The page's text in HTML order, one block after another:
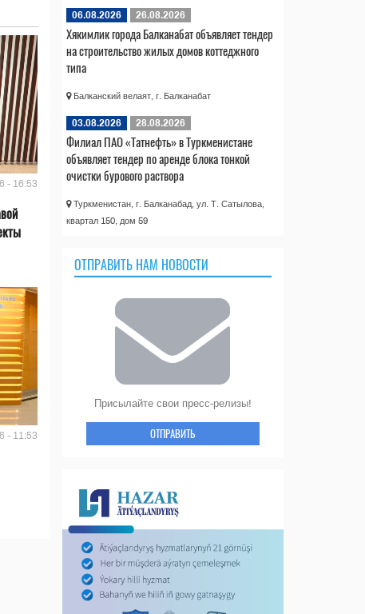
- 16:53
- 11:53
06.08.2026 26.08.2026
Хякимлик города Балканабат объявляет тендер
на строительство жилых домов коттеджного
типа
Балканский велаят, г. Балканабат
03.08.2026 28.08.2026
Филиал ПАО «Татнефть» в Туркменистане
объявляет тендер по аренде блока тонкой
очистки бурового раствора
Туркменистан, г. Балканабад, ул. Т. Сатылова,
квартал 150, дом 59
ОТПРАВИТЬ НАМ НОВОСТИ
Присылайте свои пресс-релизы!
ОТПРАВИТЬ